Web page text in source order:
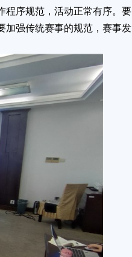
程序规范，活动正常有序。要
加强传统赛事的规范，赛事发